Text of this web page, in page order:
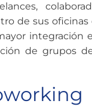
de sus oficinas
integración
de grupos